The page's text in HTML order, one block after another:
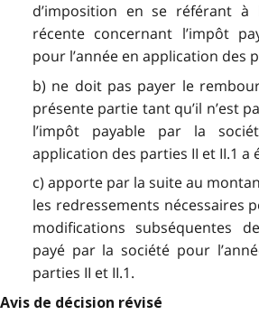
d’imposition en se référant
récente concernant l’impôt
pour l’année en application des
b) ne doit pas payer le
présente partie tant qu’il n’est
l’impôt payable par la
application des parties II et II.1 a
c) apporte par la suite au
les redressements nécessaires
modifications subséquentes
payé par la société pour
parties II et II.1.
Avis de décision révisé